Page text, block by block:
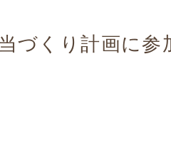
づくり計画に参